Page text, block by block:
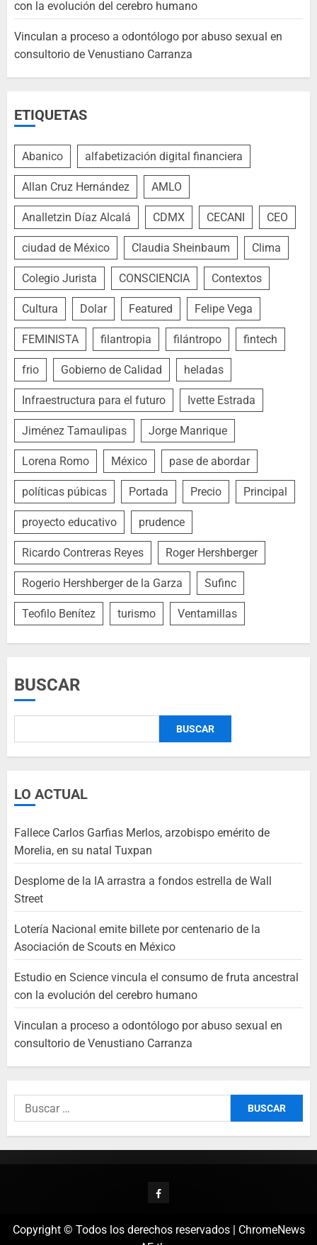
con la evolución del cerebro humano
Vinculan a proceso a odontólogo por abuso sexual en
consultorio de Venustiano Carranza
ETIQUETAS
Abanico alfabetización digital financiera
Allan Cruz Hernández AMLO
Analletzin Díaz Alcalá CDMX CECANI CEO
ciudad de México Claudia Sheinbaum Clima
Colegio Jurista CONSCIENCIA Contextos
Cultura Dolar Featured Felipe Vega
FEMINISTA filantropia filántropo fintech
frio Gobierno de Calidad heladas
Infraestructura para el futuro Ivette Estrada
Jiménez Tamaulipas Jorge Manrique
Lorena Romo México pase de abordar
políticas púbicas Portada Precio Principal
proyecto educativo prudence
Ricardo Contreras Reyes Roger Hershberger
Rogerio Hershberger de la Garza Sufinc
Teofilo Benítez turismo Ventamillas
BUSCAR
BUSCAR
LO ACTUAL
Fallece Carlos Garfias Merlos, arzobispo emérito de
Morelia, en su natal Tuxpan
Desplome de la IA arrastra a fondos estrella de Wall
Street
Lotería Nacional emite billete por centenario de la
Asociación de Scouts en México
Estudio en Science vincula el consumo de fruta ancestral
con la evolución del cerebro humano
Vinculan a proceso a odontólogo por abuso sexual en
consultorio de Venustiano Carranza
Copyright © Todos los derechos reservados | ChromeNews